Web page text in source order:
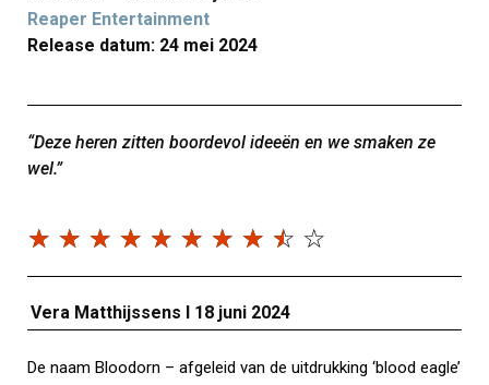
Reaper Entertainment
Release datum: 24 mei 2024
“Deze heren zitten boordevol ideeën en we smaken ze
wel.”
☆ ☆ ☆ ☆ ☆ ☆ ☆ ☆ ☆ ☆
Vera Matthijssens I 18 juni 2024
De naam Bloodorn – afgeleid van de uitdrukking ‘blood eagle’